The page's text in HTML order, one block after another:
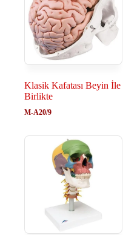
Klasik Kafatası Beyin İle
Birlikte
M-A20/9